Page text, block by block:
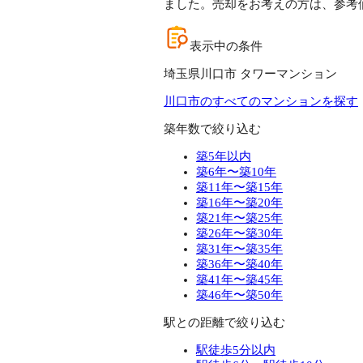
ました。売却をお考えの方は、参考
表示中の条件
埼玉県川口市 タワーマンション
川口市のすべてのマンションを探す
築年数で絞り込む
築5年以内
築6年〜築10年
築11年〜築15年
築16年〜築20年
築21年〜築25年
築26年〜築30年
築31年〜築35年
築36年〜築40年
築41年〜築45年
築46年〜築50年
駅との距離で絞り込む
駅徒歩5分以内